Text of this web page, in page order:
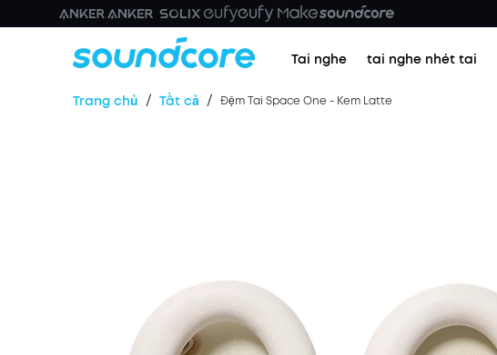
Tai nghe tai nghe nhét tai
Trang chủ / Tất cả / Đệm Tai Space One - Kem Latte